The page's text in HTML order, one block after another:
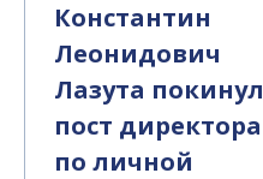
Константин
Леонидович
Лазута покинул
пост директора
по личной